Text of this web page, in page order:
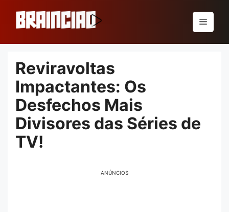
conteúdo
Menu
Reviravoltas
Impactantes: Os
Desfechos Mais
Divisores das Séries de
TV!
ANÚNCIOS